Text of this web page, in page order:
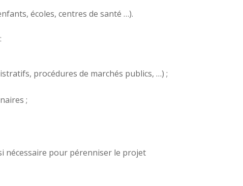
écoles, centres de santé …).
:
procédures de marchés publics, …) ;
;
nécessaire pour pérenniser le projet